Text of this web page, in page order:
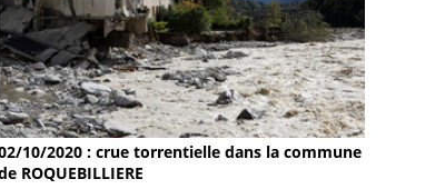
10/2020 : crue torrentielle dans la commune
ROQUEBILLIERE